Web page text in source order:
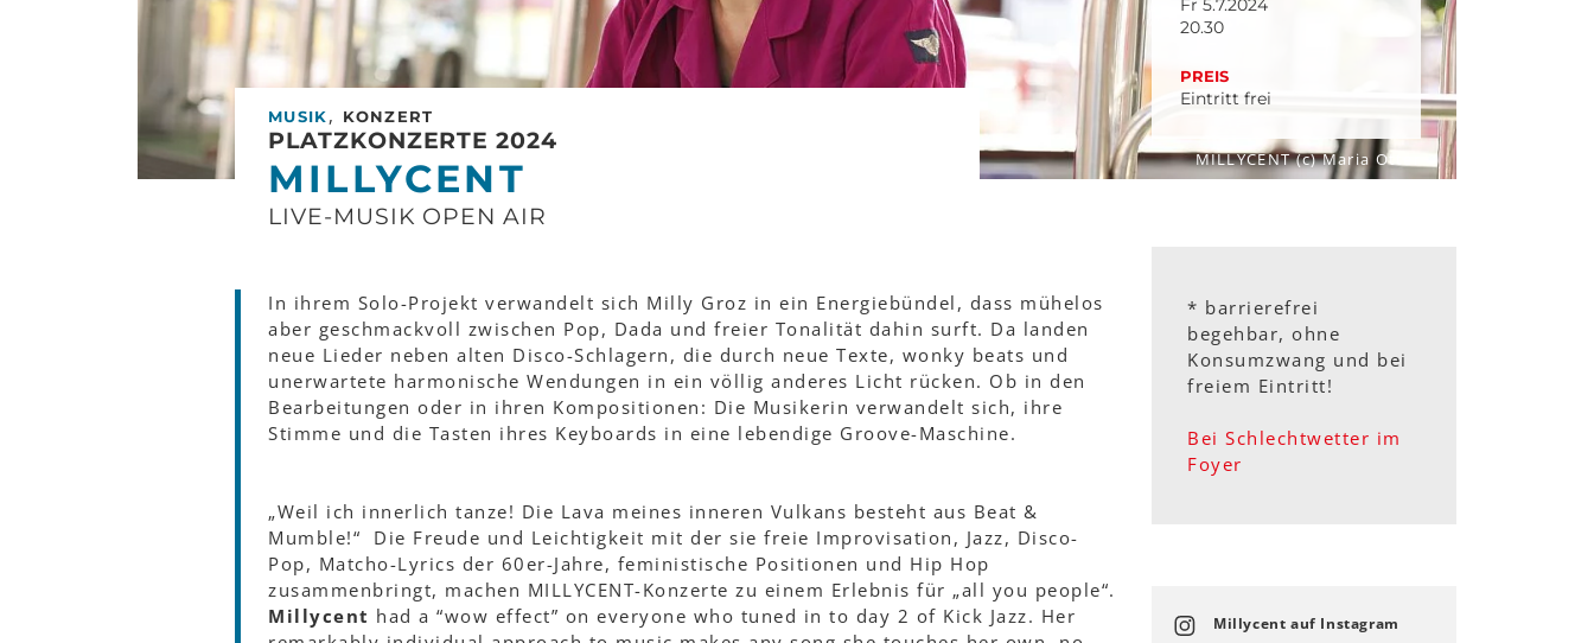
Fr 5.7.2024
20.30
PREIS
Eintritt frei
MILLYCENT (c) Maria Otter
MUSIK, KONZERT
PLATZKONZERTE 2024
MILLYCENT
LIVE-MUSIK OPEN AIR
In ihrem Solo-Projekt verwandelt sich Milly Groz in ein Energiebündel, dass mühelos
aber geschmackvoll zwischen Pop, Dada und freier Tonalität dahin surft. Da landen
neue Lieder neben alten Disco-Schlagern, die durch neue Texte, wonky beats und
unerwartete harmonische Wendungen in ein völlig anderes Licht rücken. Ob in den
Bearbeitungen oder in ihren Kompositionen: Die Musikerin verwandelt sich, ihre
Stimme und die Tasten ihres Keyboards in eine lebendige Groove-Maschine.
„Weil ich innerlich tanze! Die Lava meines inneren Vulkans besteht aus Beat &
Mumble!“ Die Freude und Leichtigkeit mit der sie freie Improvisation, Jazz, Disco-
Pop, Matcho-Lyrics der 60er-Jahre, feministische Positionen und Hip Hop
zusammenbringt, machen MILLYCENT-Konzerte zu einem Erlebnis für „all you people“.
Millycent had a “wow effect” on everyone who tuned in to day 2 of Kick Jazz. Her
* barrierefrei
begehbar, ohne
Konsumzwang und bei
freiem Eintritt!
Bei Schlechtwetter im
Foyer
Millycent auf Instagram